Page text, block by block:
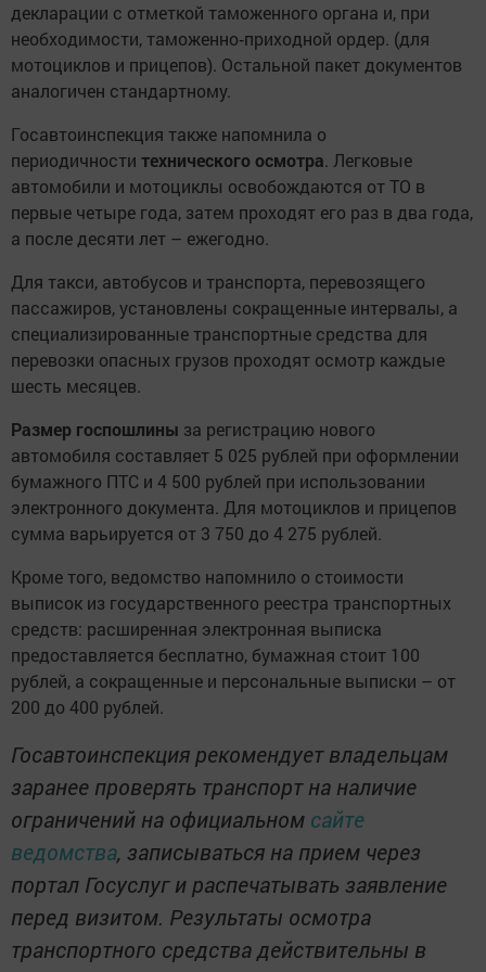
декларации с отметкой таможенного органа и, при
необходимости, таможенно‑приходной ордер. (для
мотоциклов и прицепов). Остальной пакет документов
аналогичен стандартному.
Госавтоинспекция также напомнила о
периодичности технического осмотра. Легковые
автомобили и мотоциклы освобождаются от ТО в
первые четыре года, затем проходят его раз в два года,
а после десяти лет – ежегодно.
Для такси, автобусов и транспорта, перевозящего
пассажиров, установлены сокращенные интервалы, а
специализированные транспортные средства для
перевозки опасных грузов проходят осмотр каждые
шесть месяцев.
Размер госпошлины за регистрацию нового
автомобиля составляет 5 025 рублей при оформлении
бумажного ПТС и 4 500 рублей при использовании
электронного документа. Для мотоциклов и прицепов
сумма варьируется от 3 750 до 4 275 рублей.
Кроме того, ведомство напомнило о стоимости
выписок из государственного реестра транспортных
средств: расширенная электронная выписка
предоставляется бесплатно, бумажная стоит 100
рублей, а сокращенные и персональные выписки – от
200 до 400 рублей.
Госавтоинспекция рекомендует владельцам
заранее проверять транспорт на наличие
ограничений на официальном сайте
ведомства, записываться на прием через
портал Госуслуг и распечатывать заявление
перед визитом. Результаты осмотра
транспортного средства действительны в